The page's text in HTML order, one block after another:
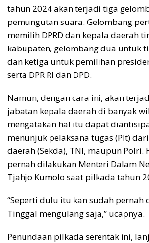
tahun 2024 akan terjadi tiga
pemungutan suara. Gelombang
memilih DPRD dan kepala daerah
kabupaten, gelombang dua untuk
dan ketiga untuk pemilihan
serta DPR RI dan DPD.
Namun, dengan cara ini, akan
jabatan kepala daerah di banyak
mengatakan hal itu dapat
menunjuk pelaksana tugas (Plt)
daerah (Sekda), TNI, maupun Polri.
pernah dilakukan Menteri Dalam
Tjahjo Kumolo saat pilkada tahun
“Seperti dulu itu kan sudah pernah
Tinggal mengulang saja,” ucapnya.
Penundaan pilkada serentak ini,